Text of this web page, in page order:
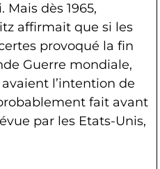
dès 1965,
affirmait que si les
provoqué la fin
Guerre mondiale,
l’intention de
fait avant
par les Etats-Unis,